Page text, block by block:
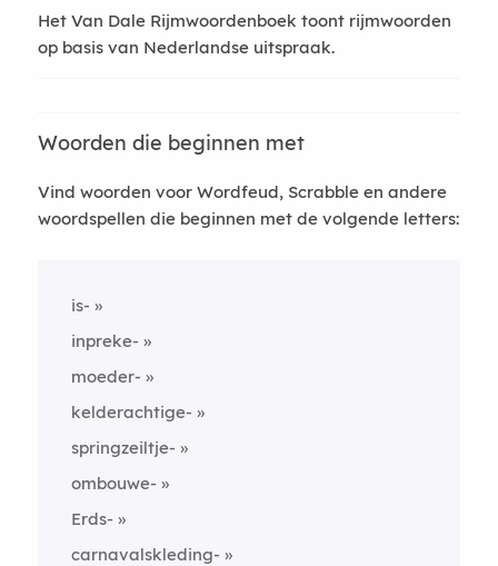
Het Van Dale Rijmwoordenboek toont rijmwoorden
op basis van Nederlandse uitspraak.
Woorden die beginnen met
Vind woorden voor Wordfeud, Scrabble en andere
woordspellen die beginnen met de volgende letters:
is-
inpreke-
moeder-
kelderachtige-
springzeiltje-
ombouwe-
Erds-
carnavalskleding-